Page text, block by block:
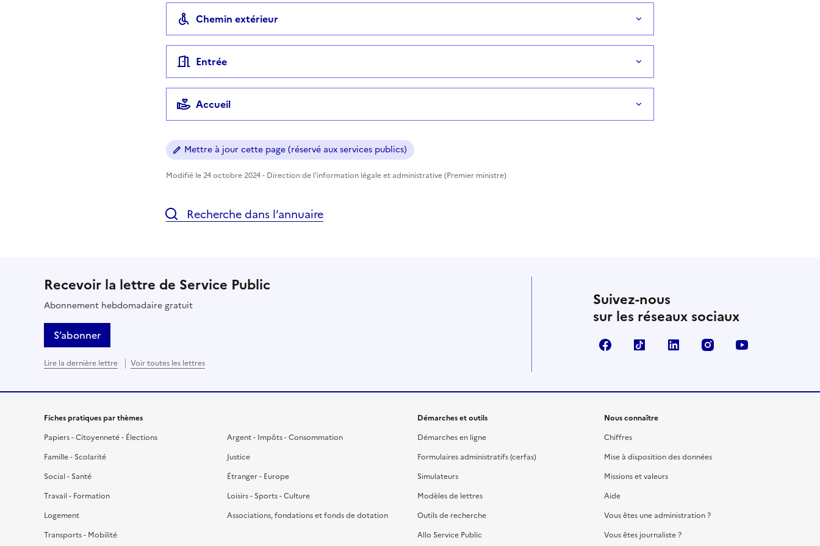
Chemin extérieur
Entrée
Accueil
Mettre à jour cette page (réservé aux services publics)
Modifié le 24 octobre 2024 - Direction de l'information légale et administrative (Premier ministre)
Recherche dans l’annuaire
Recevoir la lettre de Service Public
Abonnement hebdomadaire gratuit
S’abonner
Lire la dernière lettre Voir toutes les lettres
Suivez-nous
sur les réseaux sociaux
FacebookTikTok LinkedIn Instagram
Fiches pratiques par thèmes
Papiers - Citoyenneté - Élections
Famille - Scolarité
Social - Santé
Travail - Formation
Logement
Transports - Mobilité
Argent - Impôts - Consommation
Justice
Étranger - Europe
Loisirs - Sports - Culture
Associations, fondations et fonds de dotation
Démarches et outils
Démarches en ligne
Formulaires administratifs (cerfas)
Simulateurs
Modèles de lettres
Outils de recherche
Allo Service Public
Nous connaître
Chiffres
Mise à disposition des données
Missions et valeurs
Aide
Vous êtes une administration ?
Vous êtes journaliste ?